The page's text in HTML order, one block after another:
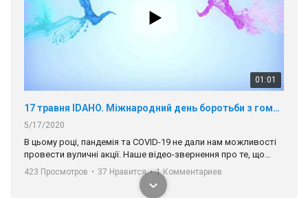
01:01
17 травня IDAHO. Міжнародний день боротьби з гомофобією трансфобією і біфобія.
5/17/2020
В цьому році, пандемія та COVІD-19 не дали нам можливості
провести вуличні акції. Наше відео-звернення про те, що
навіть коли ми у різних містах та не можемо зустрінеться, ми
разом. Ми закликаємо всіх хто поділяє цінності рівності та
солідарності, приєднатися до нас. Регіональні підрозділи
423 Просмотров • 37 Нравится • 1 Комментариев